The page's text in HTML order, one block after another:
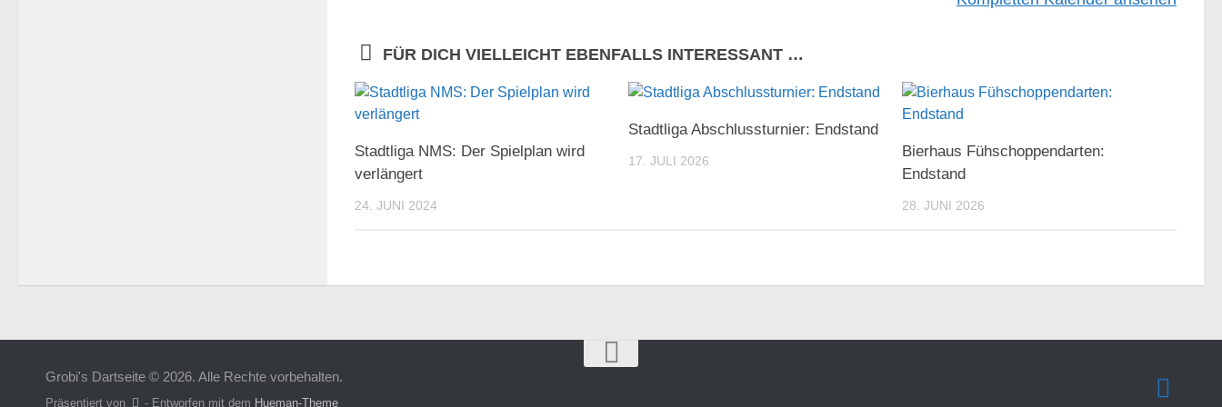
FÜR DICH VIELLEICHT EBENFALLS INTERESSANT …
Stadtliga NMS: Der Spielplan wird
verlängert
24. JUNI 2024
Stadtliga Abschlussturnier: Endstand
17. JULI 2026
Bierhaus Fühschoppendarten:
Endstand
28. JUNI 2026
Grobi's Dartseite © 2026. Alle Rechte vorbehalten.
Präsentiert von - Entworfen mit dem Hueman-Theme